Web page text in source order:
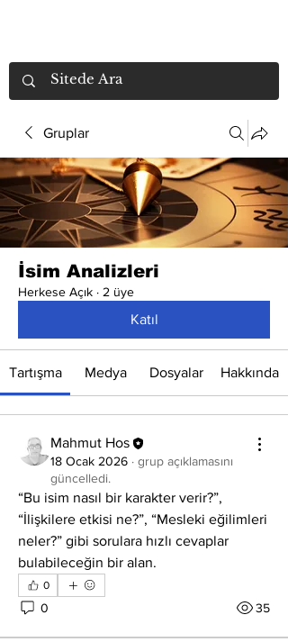
Gruplar
İsim Analizleri
Herkese Açık · 2 üye
Katıl
Tartışma Medya Dosyalar Hakkında
Mahmut Hos
18 Ocak 2026 · grup açıklamasını
güncelledi.
“Bu isim nasıl bir karakter verir?”,
“İlişkilere etkisi ne?”, “Mesleki eğilimleri
neler?” gibi sorulara hızlı cevaplar
bulabileceğin bir alan.
0
0 35